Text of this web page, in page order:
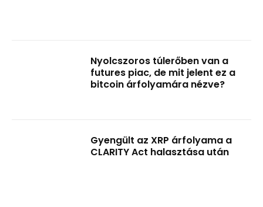
Nyolcszoros túlerőben van a
futures piac, de mit jelent ez a
bitcoin árfolyamára nézve?
Gyengült az XRP árfolyama a
CLARITY Act halasztása után